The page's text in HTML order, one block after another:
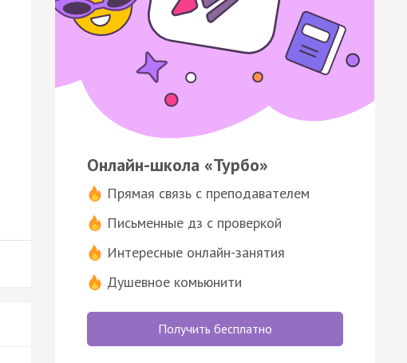
Онлайн-школа «Турбо»
Прямая связь с преподавателем
Письменные дз с проверкой
Интересные онлайн-занятия
Душевное комьюнити
Получить бесплатно